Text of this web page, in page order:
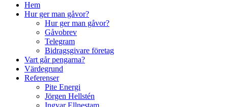
Hem
Hur ger man gåvor?
Hur ger man gåvor?
Gåvobrev
Telegram
Bidragsgivare företag
Vart går pengarna?
Värdegrund
Referenser
Pite Energi
Jörgen Hellstén
Ingvar Ellnestam